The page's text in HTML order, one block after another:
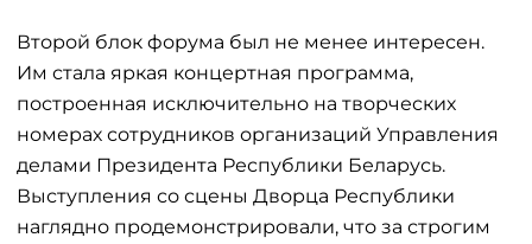
Второй блок форума был не менее интересен.
Им стала яркая концертная программа,
построенная исключительно на творческих
номерах сотрудников организаций Управления
делами Президента Республики Беларусь.
Выступления со сцены Дворца Республики
наглядно продемонстрировали, что за строгим